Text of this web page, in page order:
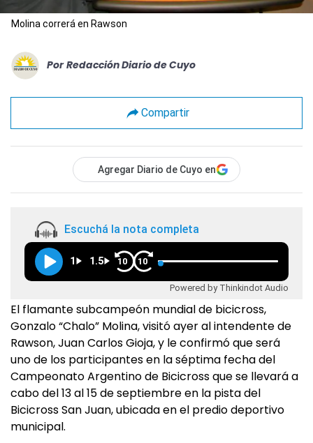
Molina correrá en Rawson
Por Redacción Diario de Cuyo
Compartir
Agregar Diario de Cuyo en
Escuchá la nota completa
1 1.5 10 10
Powered by Thinkindot Audio
El flamante subcampeón mundial de bicicross,
Gonzalo “Chalo” Molina, visitó ayer al intendente de
Rawson, Juan Carlos Gioja, y le confirmó que será
uno de los participantes en la séptima fecha del
Campeonato Argentino de Bicicross que se llevará a
cabo del 13 al 15 de septiembre en la pista del
Bicicross San Juan, ubicada en el predio deportivo
municipal.